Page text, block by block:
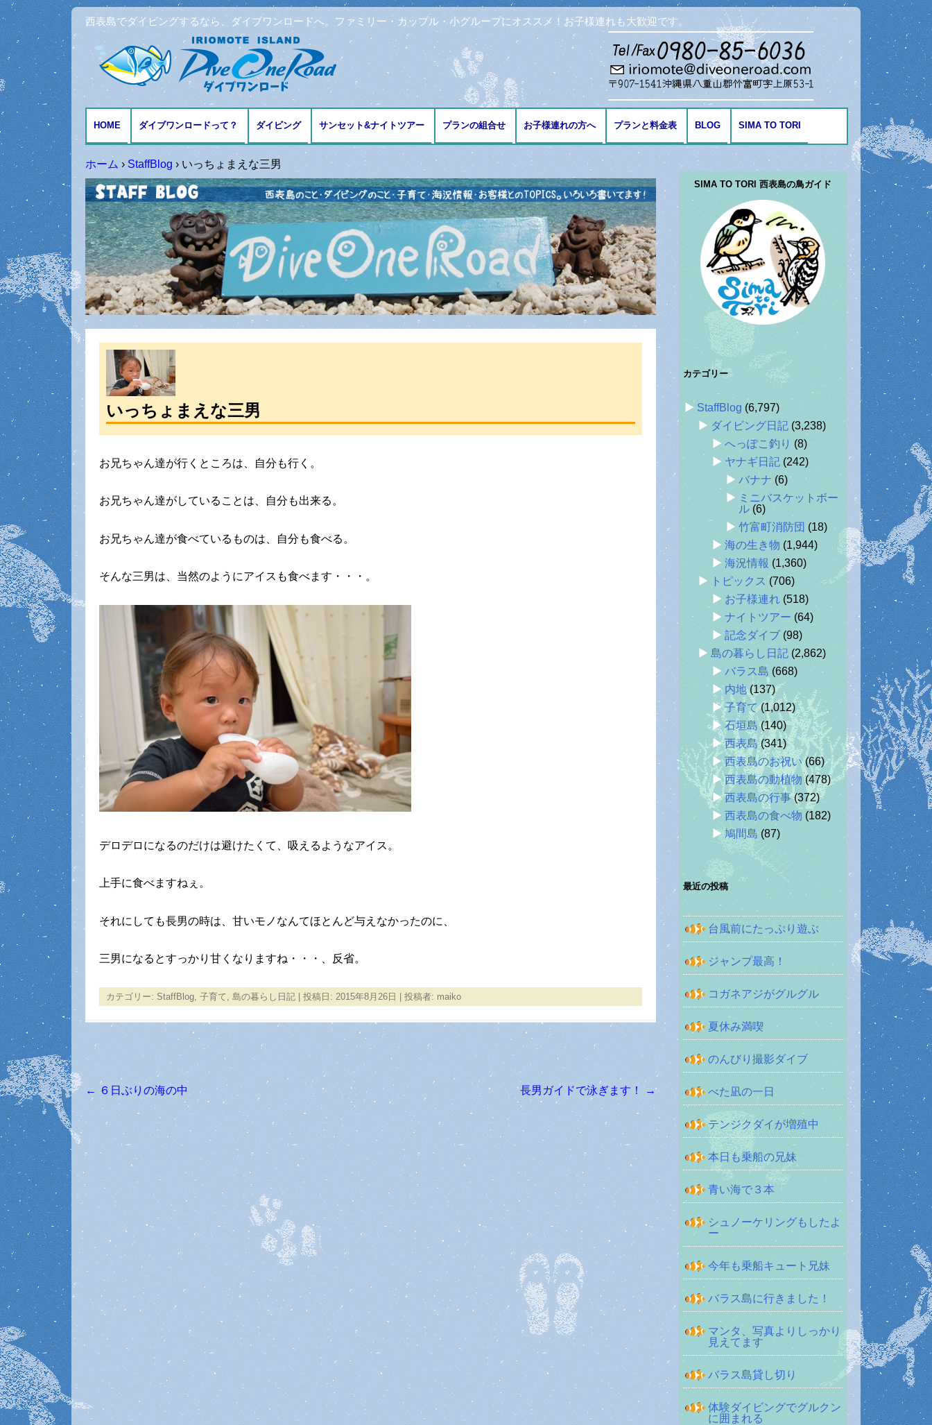
西表島でダイビングするなら、ダイブワンロードへ。ファミリー・カップル・小グループにオススメ！お子様連れも大歓迎です。
コンテンツへ移動
HOME ダイブワンロードって？
アクセスとMAP
ダイビング
ファンダイブ
体験ダイビング
シュノーケリング
記念日ダイビング
ダイビング免許の講習
サンセット&ナイトツアー プランの組合せ お子様連れの方へ プランと料金表 BLOG
海の生き物
SIMA TO TORI
ホーム › StaffBlog › いっちょまえな三男
いっちょまえな三男
お兄ちゃん達が行くところは、自分も行く。
お兄ちゃん達がしていることは、自分も出来る。
お兄ちゃん達が食べているものは、自分も食べる。
そんな三男は、当然のようにアイスも食べます・・・。
デロデロになるのだけは避けたくて、吸えるようなアイス。
上手に食べますねぇ。
それにしても長男の時は、甘いモノなんてほとんど与えなかったのに、
三男になるとすっかり甘くなりますね・・・、反省。
カテゴリー: StaffBlog ,子育て ,島の暮らし日記 | 投稿日: 2015年8月26日 |投稿者: maiko
投稿ナビゲーション
← ６日ぶりの海の中 長男ガイドで泳ぎます！ →
SIMA TO TORI 西表島の鳥ガイド
カテゴリー
StaffBlog (6,797)
ダイビング日記 (3,238)
へっぽこ釣り (8)
ヤナギ日記 (242)
バナナ (6)
ミニバスケットボー
ル (6)
竹富町消防団 (18)
海の生き物 (1,944)
海況情報 (1,360)
トピックス (706)
お子様連れ (518)
ナイトツアー (64)
記念ダイブ (98)
島の暮らし日記 (2,862)
バラス島 (668)
内地(137)
子育て(1,012)
石垣島(140)
西表島(341)
西表島のお祝い(66)
西表島の動植物(478)
西表島の行事(372)
西表島の食べ物 (182)
鳩間島 (87)
最近の投稿
台風前にたっぷり遊ぶ
ジャンプ最高！
コガネアジがグルグル
夏休み満喫
のんびり撮影ダイブ
べた凪の一日
テンジクダイが増殖中
本日も乗船の兄妹
青い海で３本
シュノーケリングもしたよ
ー
今年も乗船キュート兄妹
バラス島に行きました！
マンタ、写真よりしっかり
見えてます
バラス島貸し切り
体験ダイビングでグルクン
に囲まれる